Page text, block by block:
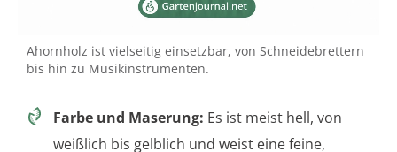
Ahornholz ist vielseitig einsetzbar, von Schneidebrettern
bis hin zu Musikinstrumenten.
Farbe und Maserung: Es ist meist hell, von
weißlich bis gelblich und weist eine feine,